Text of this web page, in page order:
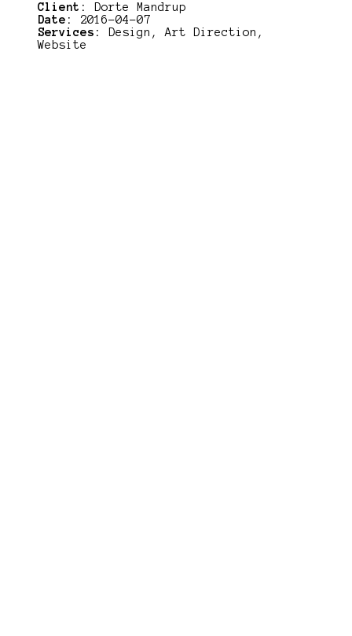
Client:
Dorte Mandrup
Date:
2016-04-07
Services:
Design, Art Direction,
Website